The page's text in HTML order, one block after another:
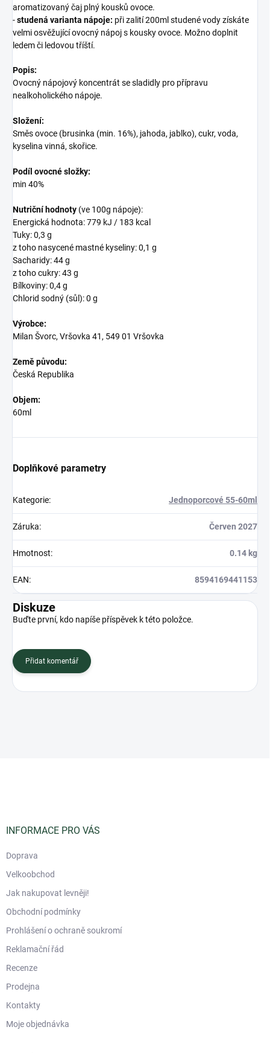
aromatizovaný čaj plný kousků ovoce.
-studená varianta nápoje: při zalití 200ml studené vody získáte
velmi osvěžující ovocný nápoj s kousky ovoce. Možno doplnit
ledem či ledovou tříští.
Popis:
Ovocný nápojový koncentrát se sladidly pro přípravu
nealkoholického nápoje.
Složení:
Směs ovoce (brusinka (min. 16%), jahoda, jablko), cukr, voda,
kyselina vinná, skořice.
Podíl ovocné složky:
min 40%
Nutriční hodnoty (ve 100g nápoje):
Energická hodnota: 779 kJ / 183 kcal
Tuky: 0,3 g
z toho nasycené mastné kyseliny: 0,1 g
Sacharidy: 44 g
z toho cukry: 43 g
Bílkoviny: 0,4 g
Chlorid sodný (sůl): 0 g
Výrobce:
Milan Švorc, Vršovka 41, 549 01 Vršovka
Země původu:
Česká Republika
Objem:
60ml
Doplňkové parametry
Kategorie: Jednoporcové 55-60ml
Záruka: Červen 2027
Hmotnost: 0.14 kg
EAN: 8594169441153
Diskuze
Buďte první, kdo napíše příspěvek k této položce.
Přidat komentář
INFORMACE PRO VÁS
Doprava
Velkoobchod
Jak nakupovat levněji!
Obchodní podmínky
Prohlášení o ochraně soukromí
Reklamační řád
Recenze
Prodejna
Kontakty
Moje objednávka